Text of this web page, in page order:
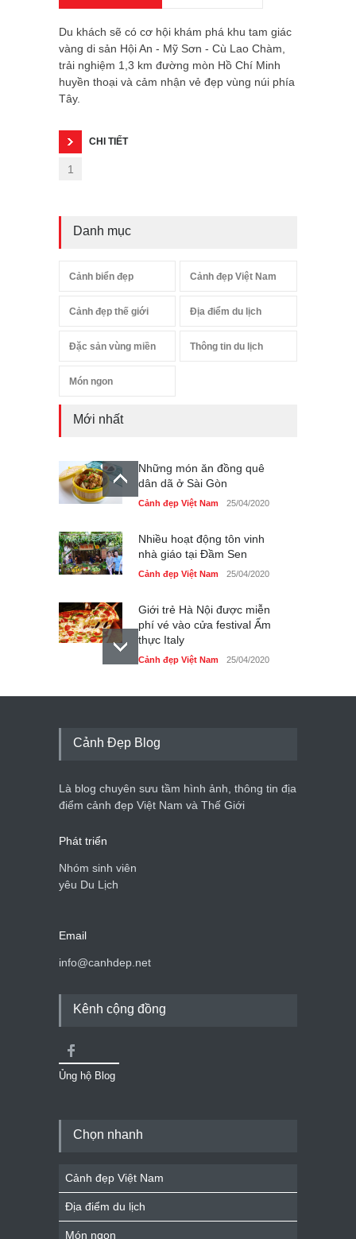
Du khách sẽ có cơ hội khám phá khu tam giác
vàng di sản Hội An - Mỹ Sơn - Cù Lao Chàm,
trải nghiệm 1,3 km đường mòn Hồ Chí Minh
huyền thoại và cảm nhận vẻ đẹp vùng núi phía
Tây.
CHI TIẾT
1
Danh mục
Cảnh biển đẹp Cảnh đẹp Việt Nam
Cảnh đẹp thế giới Địa điểm du lịch
Đặc sản vùng miền Thông tin du lịch
Món ngon
Mới nhất
Những món ăn đồng quê
dân dã ở Sài Gòn
Cảnh đẹp Việt Nam 25/04/2020
Nhiều hoạt động tôn vinh
nhà giáo tại Đầm Sen
Cảnh đẹp Việt Nam 25/04/2020
Giới trẻ Hà Nội được miễn
phí vé vào cửa festival Ẩm
thực Italy
Cảnh đẹp Việt Nam 25/04/2020
Tam giác mạch khoe sắc
du lịch quốc gia
Cảnh đẹp Việt Nam 24/04/2020
Cảnh Đẹp Blog
Là blog chuyên sưu tầm hình ảnh, thông tin địa
điểm cảnh đẹp Việt Nam và Thế Giới
Phát triển
Nhóm sinh viên
yêu Du Lịch
Email
info@canhdep.net
Kênh cộng đồng
Ủng hộ Blog
Chọn nhanh
Cảnh đẹp Việt Nam
Địa điểm du lịch
Món ngon